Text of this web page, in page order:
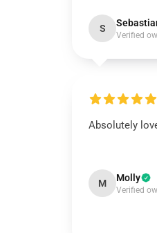
S
Verified
Absolutely
M Molly
Verified